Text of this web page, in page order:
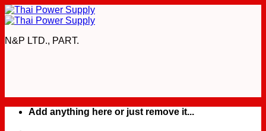
Skip
to
N&P LTD., PART.
Add anything here or just remove it...